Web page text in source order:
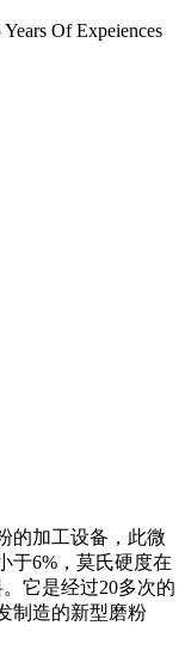
Of Expeiences
的加工设备，此微
于6%，莫氏硬度在
它是经过20多次的
制造的新型磨粉